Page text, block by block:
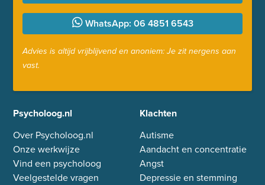
WhatsApp: 06 4851 6543
Advies is altijd vrijblijvend en anoniem: Je zit nergens aan
vast.
Psycholoog.nl
Over Psycholoog.nl
Onze werkwijze
Vind een psycholoog
Veelgestelde vragen
Klachten
Autisme
Aandacht en concentratie
Angst
Depressie en stemming